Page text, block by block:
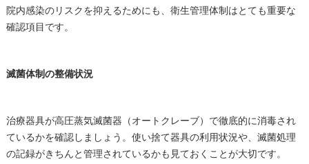
院内感染のリスクを抑えるためにも、衛生管理体制はとても重要な
確認項目です。
滅菌体制の整備状況
治療器具が高圧蒸気滅菌器（オートクレーブ）で徹底的に消毒され
ているかを確認しましょう。使い捨て器具の利用状況や、滅菌処理
の記録がきちんと管理されているかも見ておくことが大切です。